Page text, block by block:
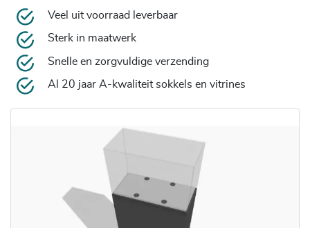
Veel uit voorraad leverbaar
Sterk in maatwerk
Snelle en zorgvuldige verzending
Al 20 jaar A-kwaliteit sokkels en vitrines